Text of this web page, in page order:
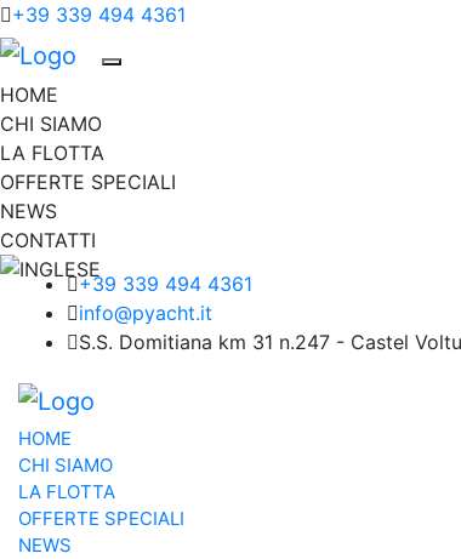
+39 339 494 4361
HOME
CHI SIAMO
LA FLOTTA
OFFERTE SPECIALI
NEWS
CONTATTI
+39 339 494 4361
info@pyacht.it
S.S. Domitiana km 31 n.247 - Castel
HOME
CHI SIAMO
LA FLOTTA
OFFERTE SPECIALI
NEWS